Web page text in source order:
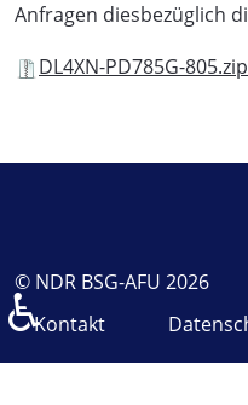
Anfragen diesbezüglich
DL4XN-PD785G-805.zip
© NDR BSG-AFU 2026
Kontakt
♿